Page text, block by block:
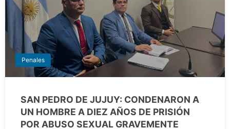
Penales
SAN PEDRO DE JUJUY: CONDENARON A
UN HOMBRE A DIEZ AÑOS DE PRISIÓN
POR ABUSO SEXUAL GRAVEMENTE